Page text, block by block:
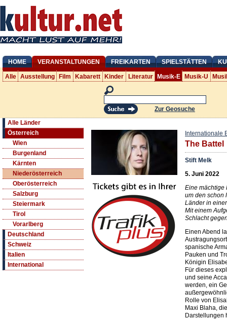
HOME VERANSTALTUNGEN FREIKARTEN SPIELSTÄTTEN
Alle Ausstellung Film Kabarett Kinder Literatur Musik-E Musik-U
Zur Geosuche
Alle Länder
Österreich
Wien
Burgenland
Kärnten
Niederösterreich
Oberösterreich
Salzburg
Steiermark
Tirol
Vorarlberg
Deutschland
Schweiz
Italien
International
Internationale
The Battel
Stift Melk
5. Juni 2022
Eine mächtige
um den schon
Länder in
Mit einem
Schlacht
Einen Abend
spanische
Pauken und
Königin
Für dieses
und seine
werden, ein
Rolle von
Maxi Blaha,
Darstellungen